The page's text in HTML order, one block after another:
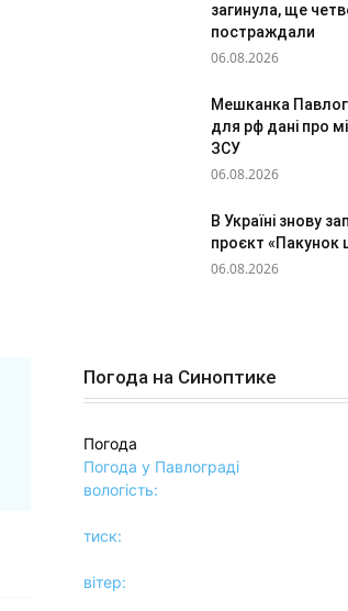
загинула, ще
постраждали
06.08.2026
Мешканка
для рф дані про
ЗСУ
06.08.2026
В Україні знову
проєкт «Пакунок
06.08.2026
Погода на Синоптике
Погода
Погода у Павлограді
вологість:
тиск:
вітер: